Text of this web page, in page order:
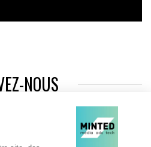
NOUS